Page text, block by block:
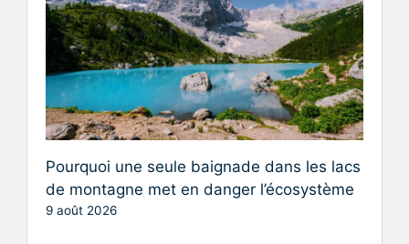
Pourquoi une seule baignade dans les lacs
de montagne met en danger l’écosystème
9 août 2026